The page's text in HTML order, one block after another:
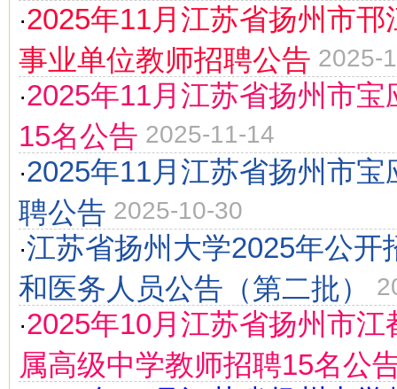
·2025年11月江苏省扬州市邗
事业单位教师招聘公告 2025-
·2025年11月江苏省扬州市宝
15名公告 2025-11-14
·2025年11月江苏省扬州市宝
聘公告 2025-10-30
·江苏省扬州大学2025年公开
和医务人员公告（第二批）
·2025年10月江苏省扬州市江
属高级中学教师招聘15名公